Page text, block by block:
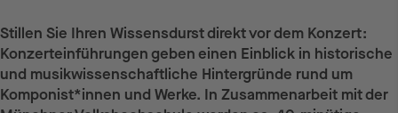
Stillen Sie Ihren Wissensdurst direkt vor dem Konzert:
Konzerteinführungen geben einen Einblick in historische
und musikwissenschaftliche Hintergründe rund um
Komponist*innen und Werke. In Zusammenarbeit mit der